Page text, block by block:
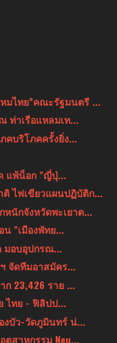
มไทย”คณะรัฐมนตรี ...
ท่าเรือแหลมเท...
คบริโภคครั้งยิ่ง...
แพ้น็อก "ญี่ปุ่...
ไฟเขียวแผนปฏิบัติก...
หนักจังหวัดพะเยาต...
น "เมืองพัทย...
มอบอุปกรณ...
จัดทีมอาสมัคร...
ก 23,426 ราย ...
ไทย - ฟิลิปป...
งบัว-วัดภูมินทร์ น่...
ตสาหกรรม Neu...